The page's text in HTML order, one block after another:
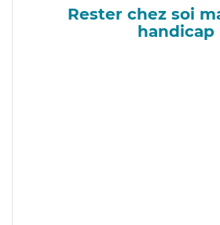
Rester chez soi
handicap